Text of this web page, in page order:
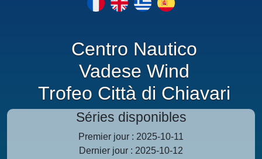
Centro Nautico
Vadese Wind
Trofeo Città di Chiavari
Séries disponibles
Premier jour : 2025-10-11
Dernier jour : 2025-10-12